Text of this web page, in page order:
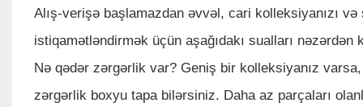
Alış-verişə başlamazdan əvvəl, cari kolleksiyanızı və
istiqamətləndirmək üçün aşağıdakı sualları nəzərdən
Nə qədər zərgərlik var? Geniş bir kolleksiyanız
zərgərlik boxyu tapa bilərsiniz. Daha az parçaları